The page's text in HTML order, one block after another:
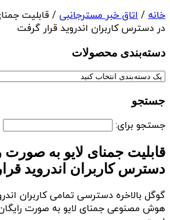
خانه / اتاق خبر مسترجانبی / قابلیت
در دسترس کاربران اندروید قرار گرفت
دسته‌بندی‌ محصولات
جستجو
جستجو برای:
قابلیت جمنای لایو به صورت
دسترس کاربران اندروید
گوگل بالاخره دسترسی تمامی کاربران
هوش مصنوعی جمنای لایو به صورت